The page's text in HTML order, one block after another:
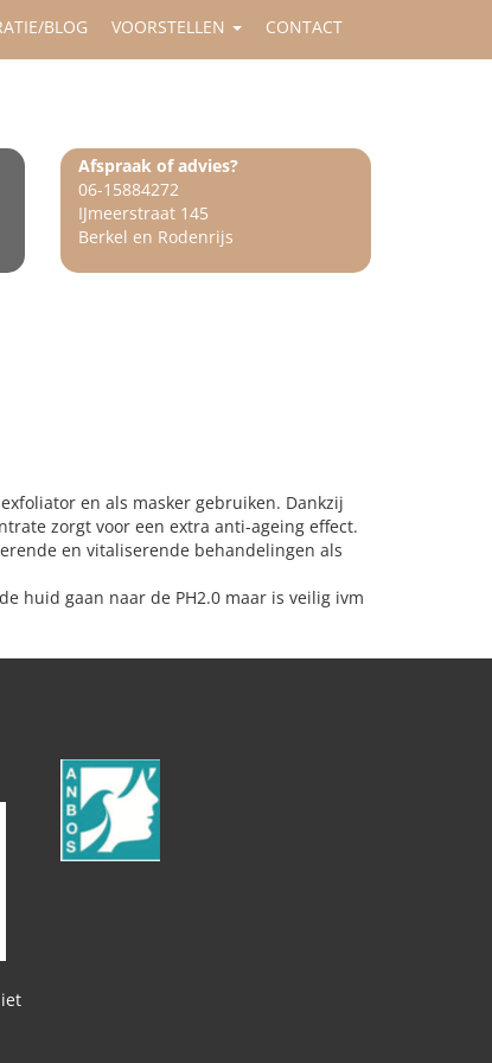
BLOG VOORSTELLEN CONTACT
Afspraak of advies?
06-15884272
IJmeerstraat 145
Berkel en Rodenrijs
en als masker gebruiken. Dankzij
zorgt voor een extra anti-ageing effect.
en vitaliserende behandelingen als
huid gaan naar de PH2.0 maar is veilig ivm